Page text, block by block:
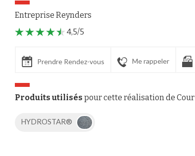
Entreprise Reynders
4,5/5
Prendre Rendez-vous Me rappeler
Produits utilisés pour cette réalisation de Cour
HYDROSTAR®